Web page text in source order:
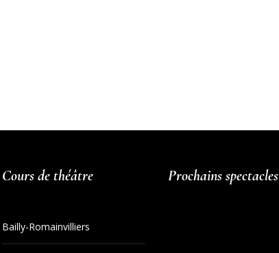
Cours de théâtre
Bailly-Romainvilliers
Prochains spectacles